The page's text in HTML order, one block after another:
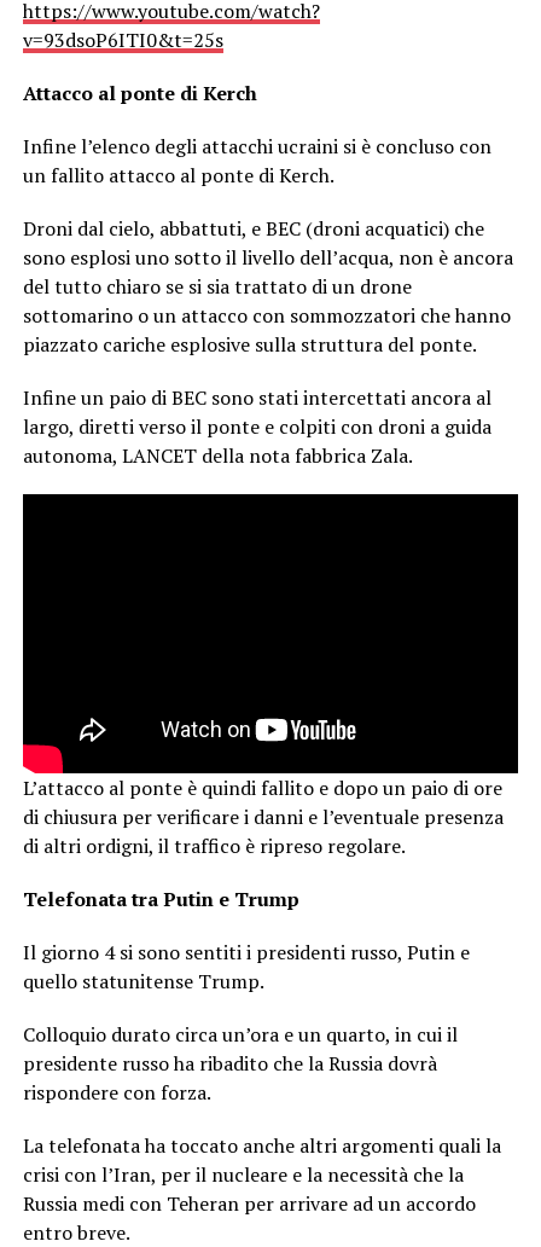
https://www.youtube.com/watch?
v=93dsoP6ITI0&t=25s
Attacco al ponte di Kerch
Infine l’elenco degli attacchi ucraini si è concluso con
un fallito attacco al ponte di Kerch.
Droni dal cielo, abbattuti, e BEC (droni acquatici) che
sono esplosi uno sotto il livello dell’acqua, non è ancora
del tutto chiaro se si sia trattato di un drone
sottomarino o un attacco con sommozzatori che hanno
piazzato cariche esplosive sulla struttura del ponte.
Infine un paio di BEC sono stati intercettati ancora al
largo, diretti verso il ponte e colpiti con droni a guida
autonoma, LANCET della nota fabbrica Zala.
L’attacco al ponte è quindi fallito e dopo un paio di ore
di chiusura per verificare i danni e l’eventuale presenza
di altri ordigni, il traffico è ripreso regolare.
Telefonata tra Putin e Trump
Il giorno 4 si sono sentiti i presidenti russo, Putin e
quello statunitense Trump.
Colloquio durato circa un’ora e un quarto, in cui il
presidente russo ha ribadito che la Russia dovrà
rispondere con forza.
La telefonata ha toccato anche altri argomenti quali la
crisi con l’Iran, per il nucleare e la necessità che la
Russia medi con Teheran per arrivare ad un accordo
entro breve.